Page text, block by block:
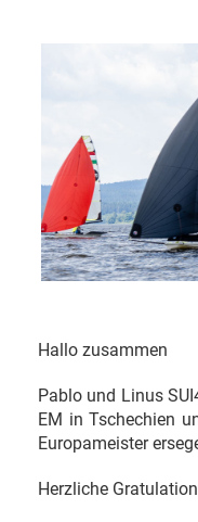
Hallo zusammen
Pablo und Linus
EM in Tschechien
Europameister
Herzliche